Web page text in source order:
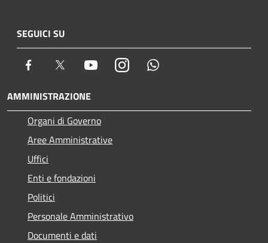
SEGUICI SU
Facebook Twitter YoutubeInstagram
AMMINISTRAZIONE
Organi di Governo
Aree Amministrative
Uffici
Enti e fondazioni
Politici
Personale Amministrativo
Documenti e dati